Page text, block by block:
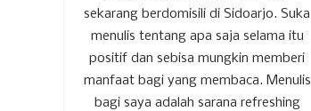
sekarang berdomisili di Sidoarjo. Suka
menulis tentang apa saja selama itu
positif dan sebisa mungkin memberi
manfaat bagi yang membaca. Menulis
bagi saya adalah sarana refreshing